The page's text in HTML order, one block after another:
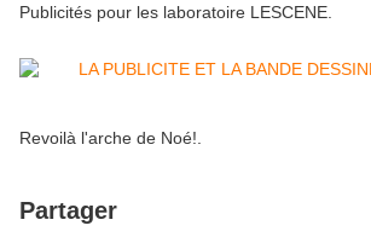
Publicités pour les laboratoire LESCENE.
Revoilà l'arche de Noé!.
Partager